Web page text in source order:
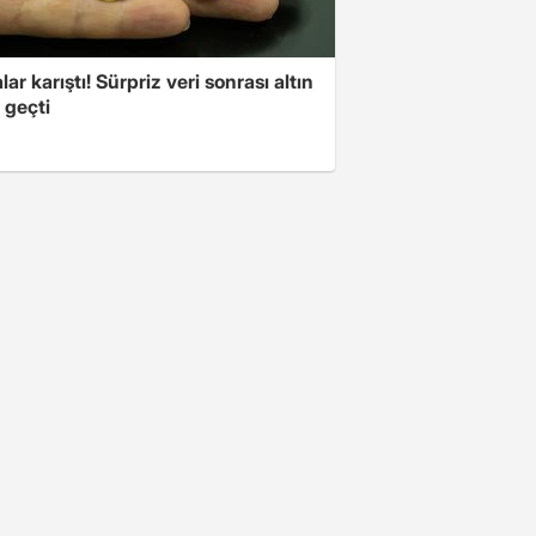
karıştı! Sürpriz veri sonrası altın
geçti